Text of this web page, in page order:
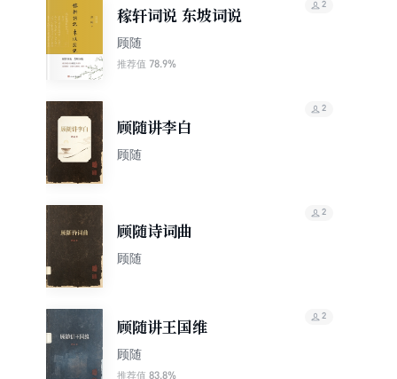
稼轩词说 东坡词说
顾随
推荐值 78.9%
2
顾随讲李白
顾随
2
顾随诗词曲
顾随
2
顾随讲王国维
顾随
推荐值 83.8%
2